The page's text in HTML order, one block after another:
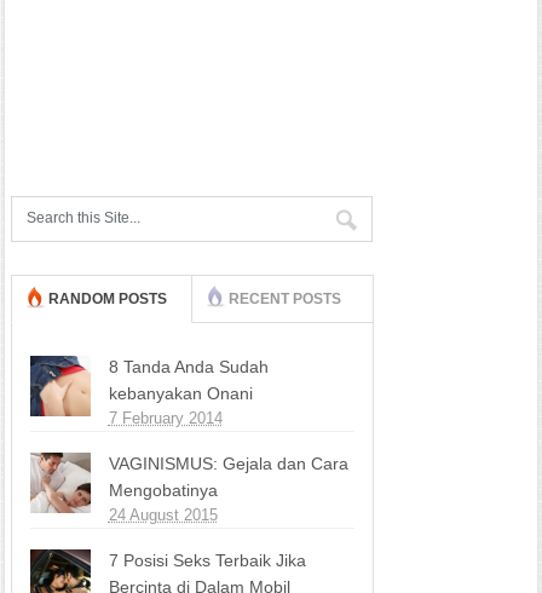
RANDOM POSTS RECENT POSTS
8 Tanda Anda Sudah
kebanyakan Onani
7 February 2014
VAGINISMUS: Gejala dan Cara
Mengobatinya
24 August 2015
7 Posisi Seks Terbaik Jika
Bercinta di Dalam Mobil